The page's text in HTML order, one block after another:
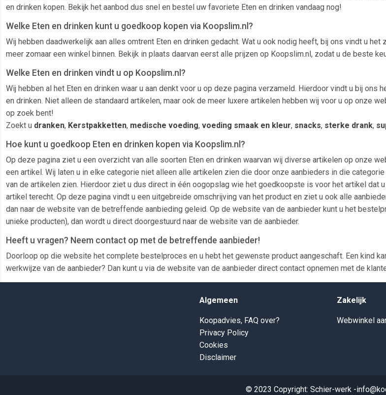
en drinken kopen. Bekijk het aanbod dus snel en bestel uw favoriete Eten en drinken vandaag nog!
Welke Eten en drinken kunt u goedkoop kopen via Koopslim.nl?
Wij hebben daadwerkelijk aan alles omtrent Eten en drinken gedacht. Wat u ook nodig heeft, bij ons vindt u
meer zomaar een winkel binnen. Bekijk in plaats daarvan eerst alle prijzen op Koopslim.nl, zodat u de beste
Welke Eten en drinken vindt u op Koopslim.nl?
Wij hebben al het Eten en drinken waar u aan denkt voor u op deze pagina verzameld. Hierdoor vindt u bij ons
en drinken. Niet alleen de standaard artikelen, maar ook de meer luxere artikelen hebben wij voor u op onze
op zoek bent!
Zoekt u dranken, Kerstpakketten, medische voeding, voeding smaak en kleur, snacks, sterke drank,
Hoe kunt u goedkoop Eten en drinken kopen via Koopslim.nl?
Op deze pagina ziet u een overzicht van alle soorten Eten en drinken waarvan wij diverse artikelen op onze
een artikel. Wij laten u in elke categorie niet alleen alle artikelen zien die door onze aanbieders in die
van de artikelen zien. Hierdoor ziet u dus direct in één oogopslag wie het goedkoopste is voor het artikel dat
artikel terecht. Op deze pagina vindt u een uitgebreide omschrijving van het product en ziet u ook alle
dan naar de website van de betreffende aanbieding geleid. Op de website van de aanbieder kunt u het
unieke producten), dan wordt u direct doorgestuurd naar de website van de aanbieder.
Heeft u vragen? Neem contact op met de betreffende aanbieder!
Doorloop op die website het complete bestelproces en u hebt het gewenste product aangeschaft. Een kind
werkwijze van de aanbieder? Dan kunt u via de website van de aanbieder direct contact opnemen met de
Algemeen
Koopadvies, FAQ over?
Privacy Policy
Cookies
Disclaimer
Zakelijk
Webwinkel
© 2023 Copyright: Schier-werk -